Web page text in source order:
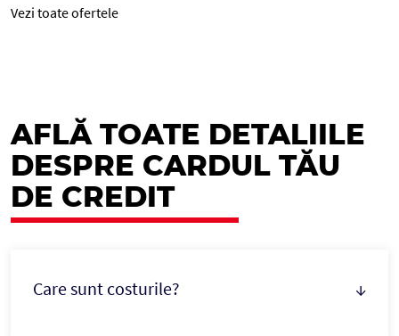
Vezi toate ofertele
AFLĂ TOATE DETALIILE
DESPRE CARDUL TĂU
DE CREDIT
Care sunt costurile? ↓